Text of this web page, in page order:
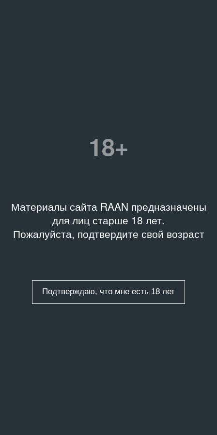
18+
Материалы сайта RAAN предназначены
для лиц старше 18 лет.
Пожалуйста, подтвердите свой возраст
Подтверждаю, что мне есть 18 лет